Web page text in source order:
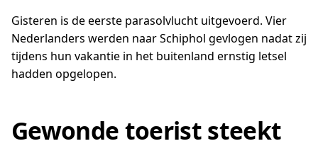
Gisteren is de eerste parasolvlucht uitgevoerd. Vier
Nederlanders werden naar Schiphol gevlogen nadat zij
tijdens hun vakantie in het buitenland ernstig letsel
hadden opgelopen.
Gewonde toerist steekt